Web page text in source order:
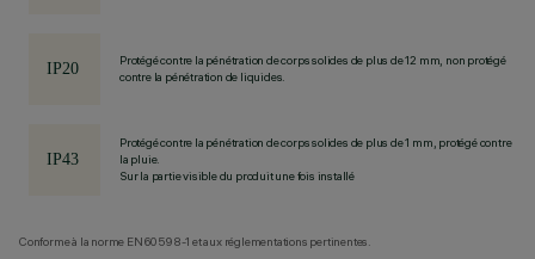
Protégé contre la pénétration de corps solides de plus de 12 mm, non protégé
contre la pénétration de liquides.
Protégé contre la pénétration de corps solides de plus de 1 mm, protégé contre
la pluie.
Sur la partie visible du produit une fois installé
Conforme à la norme EN60598-1 et aux réglementations pertinentes.